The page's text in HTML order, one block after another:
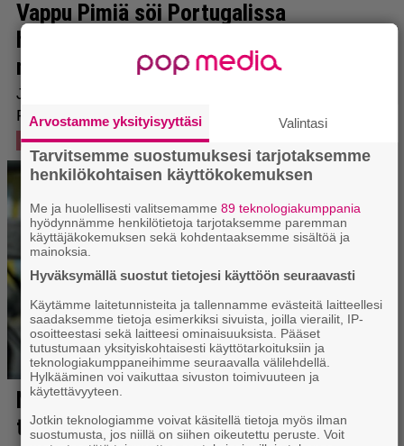
Arvostamme yksityisyyttäsi Valintasi
Tarvitsemme suostumuksesi tarjotaksemme
henkilökohtaisen käyttökokemuksen
Me ja huolellisesti valitsemamme89 teknologiakumppania
hyödynnämme henkilötietoja tarjotaksemme paremman
käyttäjäkokemuksen sekä kohdentaaksemme sisältöä ja
mainoksia.
Hyväksymällä suostut tietojesi käyttöön seuraavasti
Käytämme laitetunnisteita ja tallennamme evästeitä laitteellesi
saadaksemme tietoja esimerkiksi sivuista, joilla vierailit, IP-
osoitteestasi sekä laitteesi ominaisuuksista. Pääset
tutustumaan yksityiskohtaisesti käyttötarkoituksiin ja
teknologiakumppaneihimme seuraavalla välilehdellä.
Hylkääminen voi vaikuttaa sivuston toimivuuteen ja
käytettävyyteen.
Jotkin teknologiamme voivat käsitellä tietoja myös ilman
suostumusta, jos niillä on siihen oikeutettu peruste. Voit